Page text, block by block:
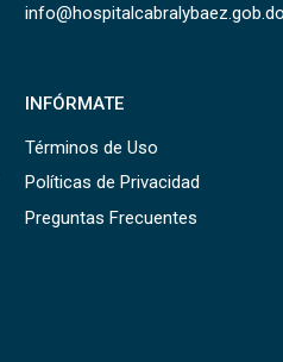
INFÓRMATE
Términos de Uso
Políticas de Privacidad
Preguntas Frecuentes